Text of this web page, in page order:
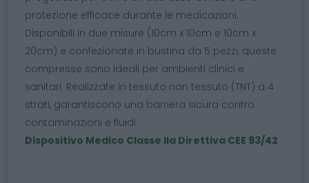
protezione efficace durante le medicazioni.
Disponibili in due misure (10cm x 10cm e 10cm x
20cm) e confezionate in bustina da 5 pezzi, queste
compresse sono ideali per ambienti clinici e
sanitari. Realizzate in tessuto non tessuto (TNT) a 4
strati, garantiscono una barriera sicura contro
contaminazioni e fluidi.
Dispositivo Medico Classe IIa Direttiva CEE 93/42